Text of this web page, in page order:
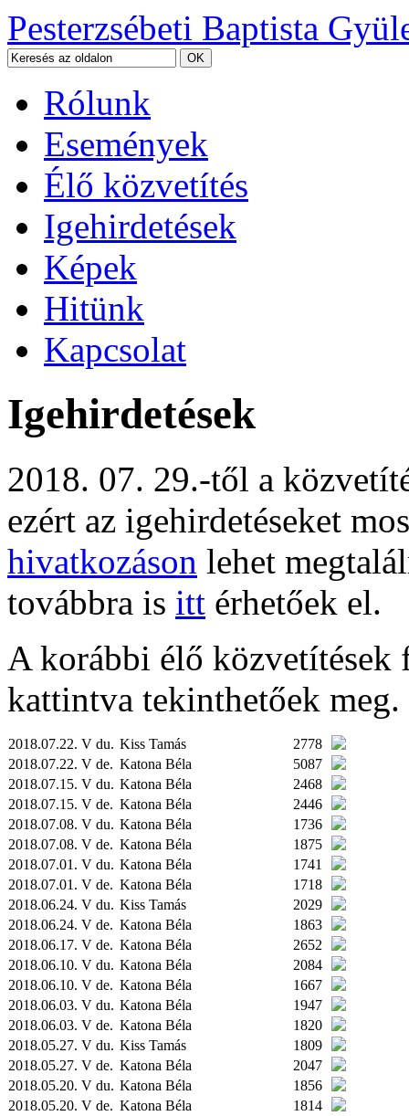
Pesterzsébeti Baptista
Rólunk
Események
Élő közvetítés
Igehirdetések
Képek
Hitünk
Kapcsolat
Igehirdetések
2018. 07. 29.-től a
ezért az igehirdetéseket
hivatkozáson lehet
továbbra is itt érhetőek el.
A korábbi élő közvetítések
kattintva tekinthetőek meg.
2018.07.22. V du. Kiss Tamás
2778
2018.07.22. V de. Katona Béla
5087
2018.07.15. V du. Katona Béla
2468
2018.07.15. V de. Katona Béla
2446
2018.07.08. V du. Katona Béla
1736
2018.07.08. V de. Katona Béla
1875
2018.07.01. V du. Katona Béla
1741
2018.07.01. V de. Katona Béla
1718
2018.06.24. V du. Kiss Tamás
2029
2018.06.24. V de. Katona Béla
1863
2018.06.17. V de. Katona Béla
2652
2018.06.10. V du. Katona Béla
2084
2018.06.10. V de. Katona Béla
1667
2018.06.03. V du. Katona Béla
1947
2018.06.03. V de. Katona Béla
1820
2018.05.27. V du. Kiss Tamás
1809
2018.05.27. V de. Katona Béla
2047
2018.05.20. V du. Katona Béla
1856
2018.05.20. V de. Katona Béla
1814